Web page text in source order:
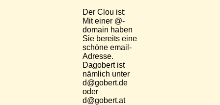
Der Clou ist:
Mit einer @-
domain haben
Sie bereits eine
schöne email-
Adresse.
Dagobert ist
nämlich unter
d@gobert.de
oder
d@gobert.at